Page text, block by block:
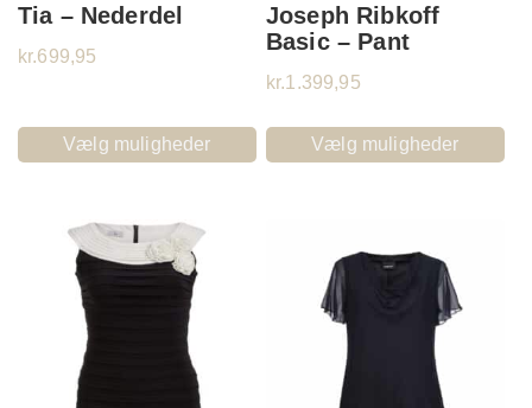
Tia – Nederdel
kr.699,95
Vælg muligheder
Joseph Ribkoff
Basic – Pant
kr.1.399,95
Vælg muligheder